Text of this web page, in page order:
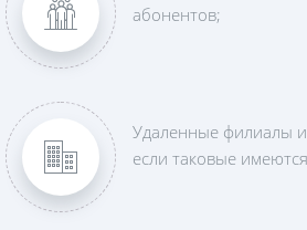
абонентов;
Удаленные филиалы
если таковые